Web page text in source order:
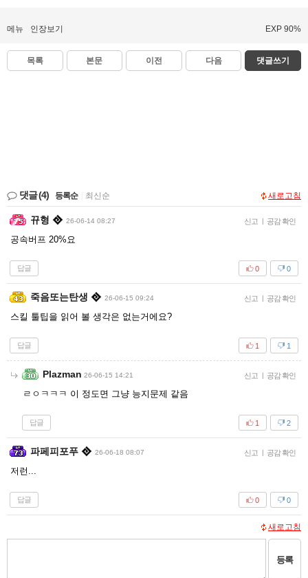
메뉴 인장보기 EXP 90%
목록 본문 이전 다음 댓글쓰기
댓글(4) 등록순 최신순 새로고침
뀨형 26-06-14 08:27 신고 | 공감 확인
공속버프 20%요
답글 0
0
죽음또는탄생 26-06-15 09:24 신고 | 공감 확인
스킬 툴팁을 읽어 볼 생각은 없는거에요?
답글 1
1
Plazman 26-06-15 14:21 신고 | 공감 확인
ㄹㅇㅋㅋㅋ 이 정도면 그냥 능지문제 같음
답글 2
1
파페피포푸 26-06-18 08:07 신고 | 공감 확인
저런...
답글 0
0
새로고침
등록